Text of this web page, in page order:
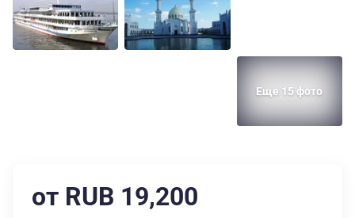
Еще 15 фото
от RUB 19,200